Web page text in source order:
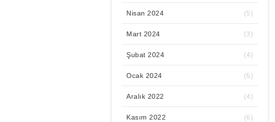
Nisan 2024 (5)
Mart 2024 (3)
Şubat 2024 (4)
Ocak 2024 (5)
Aralık 2022 (4)
Kasım 2022 (6)